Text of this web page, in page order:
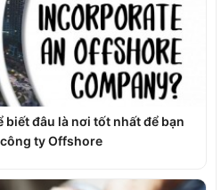
biết đâu là nơi tốt nhất để bạn
ty Offshore